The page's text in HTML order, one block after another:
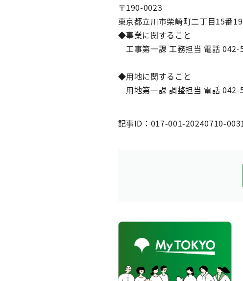
〒190-0023
東京都立川市柴崎町二丁目15番
◆事業に関すること
工事第一課 工務担当 電話 042-
◆用地に関すること
用地第一課 調整担当 電話 042-
記事ID：017-001-20240710-